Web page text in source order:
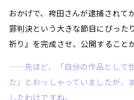
おかげで、袴田さんが逮捕されて
罪判決という大きな節目にぴった
祈り』を完成させ、公開すること
——先ほど、「自分の作品として
た」とおっしゃっていましたが、
したわけですね。